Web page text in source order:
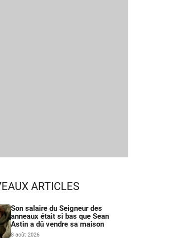
ARTICLES
Son salaire du Seigneur des
anneaux était si bas que Sean
Astin a dû vendre sa maison
8 août 2026